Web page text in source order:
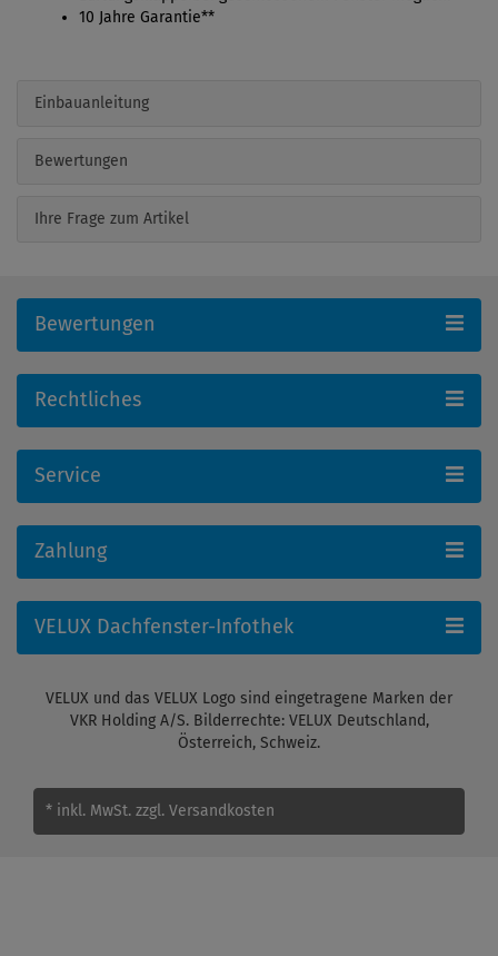
10 Jahre Garantie**
Einbauanleitung
Bewertungen
Ihre Frage zum Artikel
Bewertungen
Rechtliches
Service
Zahlung
VELUX Dachfenster-Infothek
VELUX und das VELUX Logo sind eingetragene Marken der
VKR Holding A/S. Bilderrechte: VELUX Deutschland,
Österreich, Schweiz.
* inkl. MwSt. zzgl. Versandkosten